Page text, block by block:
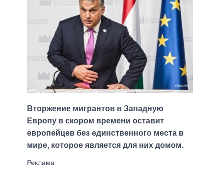
Вторжение мигрантов в Западную
Европу в скором времени оставит
европейцев без единственного места в
мире, которое является для них домом.